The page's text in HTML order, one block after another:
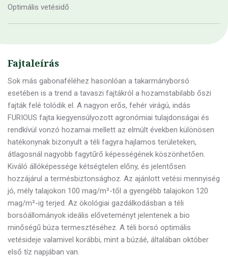
Optimális vetésidő
Fajtaleírás
Sok más gabonaféléhez hasonlóan a takarmányborsó
esetében is a trend a tavaszi fajtákról a hozamstabilabb őszi
fajták felé tolódik el. A nagyon erős, fehér virágú, indás
FURIOUS fajta kiegyensúlyozott agronómiai tulajdonságai és
rendkívül vonzó hozamai mellett az elmúlt években különösen
hatékonynak bizonyult a téli fagyra hajlamos területeken,
átlagosnál nagyobb fagytűrő képességének köszönhetően.
Kiváló állóképessége kétségtelen előny, és jelentősen
hozzájárul a termésbiztonsághoz. Az ajánlott vetési mennyiség
jó, mély talajokon 100 mag/m²-től a gyengébb talajokon 120
mag/m²-ig terjed. Az ökológiai gazdálkodásban a téli
borsóállományok ideális előveteményt jelentenek a bio
minőségű búza termesztéséhez. A téli borsó optimális
vetésideje valamivel korábbi, mint a búzáé, általában október
első tíz napjában van.